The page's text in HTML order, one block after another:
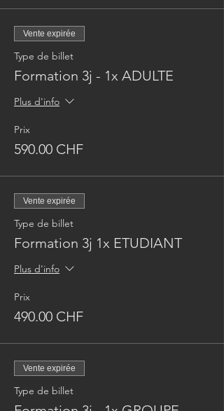
Vente expirée
Type de billet
Formation 3j - 1x ADULTE
Plus d'info
Prix
590.00 CHF
Vente expirée
Type de billet
Formation 3j 1x ETUDIANT
Plus d'info
Prix
490.00 CHF
Vente expirée
Type de billet